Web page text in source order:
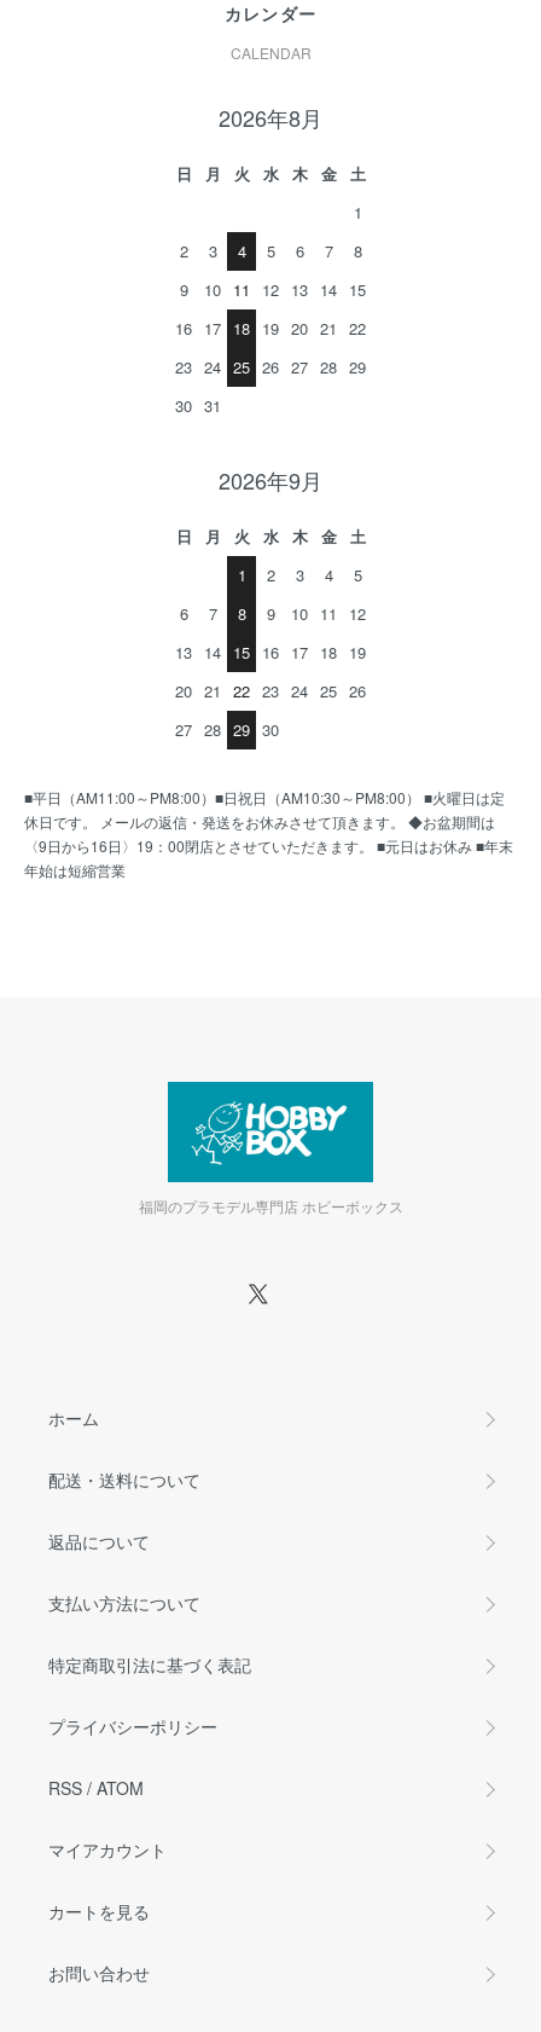
カレンダー
CALENDAR
2026年8月
日 月 火 水 木 金
土
1
2
3 4 5 6 7
8
9
10 11 12 13 14 15
16 17 18 19 20 21
22
23 24 25 26 27 28 29
30 31
2026年9月
日 月 火 水 木 金
土
1
2 3 4
5
6
7 8 9 10 11
12
13 14 15 16 17 18 19
20 21 22 23 24 25 26
27 28 29 30
■平日（AM11:00～PM8:00）■日祝日（AM10:30～PM8:00） ■火曜日は定
休日です。 メールの返信・発送をお休みさせて頂きます。 ◆お盆期間は
〈9日から16日〉19：00閉店とさせていただきます。 ■元日はお休み ■年末
年始は短縮営業
福岡のプラモデル専門店 ホビーボックス
ホーム
配送・送料について
返品について
支払い方法について
特定商取引法に基づく表記
プライバシーポリシー
RSS / ATOM
マイアカウント
カートを見る
お問い合わせ